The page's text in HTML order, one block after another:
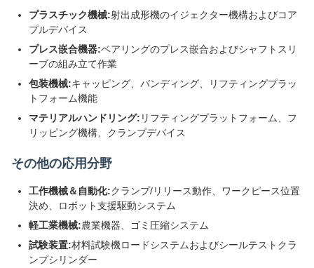
プラスチック機械:射出成形機のイジェクター機構およびコア
プルデバイス
プレス嵌合機器:ベアリングのプレス嵌合およびシャフトスリ
ーブの組み立て作業
包装機械:キャッピング、バンディング、リフティングプラッ
トフォーム機能
マテリアルハンドリング: リフティングプラットフォーム、フ
リッピング機構、クランプデバイス
その他の応用分野
工作機械＆自動化:クランプ/リリース動作、ワークピース位置
決め、ロボット支援駆動システム
軽工業機械:農業機器、ゴミ圧縮システム
試験装置:材料試験機ロードシステムおよびシールテストクラ
ンプシリンダー